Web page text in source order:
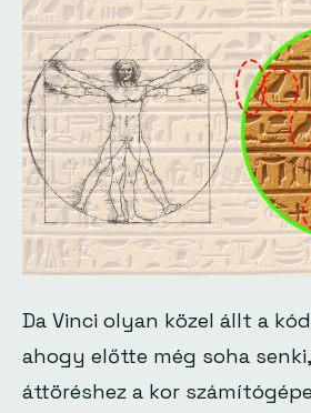
Da Vinci olyan közel állt a
ahogy előtte még soha
áttöréshez a kor